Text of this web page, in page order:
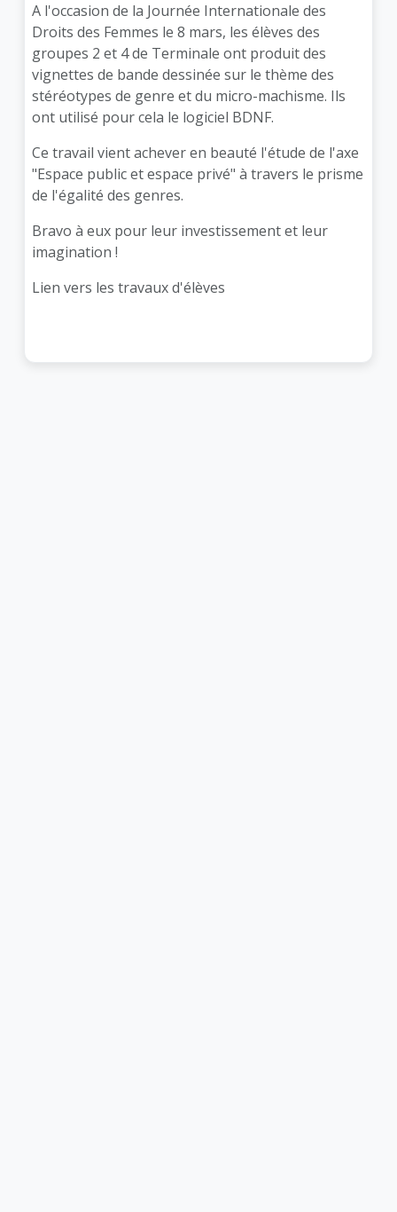
A l'occasion de la Journée Internationale des
Droits des Femmes le 8 mars, les élèves des
groupes 2 et 4 de Terminale ont produit des
vignettes de bande dessinée sur le thème des
stéréotypes de genre et du micro-machisme. Ils
ont utilisé pour cela le logiciel BDNF.
Ce travail vient achever en beauté l'étude de l'axe
"Espace public et espace privé" à travers le prisme
de l'égalité des genres.
Bravo à eux pour leur investissement et leur
imagination !
Lien vers les travaux d'élèves